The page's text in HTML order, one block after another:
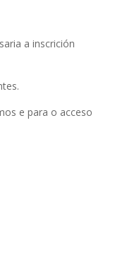
a inscrición
e para o acceso